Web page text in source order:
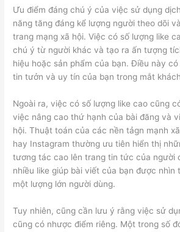
Ưu điểm đáng chú ý của việc sử dụng
năng tăng đáng kể lượng người theo dõi
trang mạng xã hội. Việc có số lượng like
chú ý từ người khác và tạo ra ấn tượng
hiệu hoặc sản phẩm của bạn. Điều này
tin tưởn và uy tín của bạn trong mắt
Ngoài ra, việc có số lượng like cao cũng
việc nâng cao thứ hạnh của bài đăng và
hội. Thuật toán của các nền tảgn mạnh
hay Instagram thường ưu tiên hiển thị
tương tác cao lên trang tin tức của người
nhiều like giúp bài viết của bạn được
một lượng lớn người dùng.
Tuy nhiên, cũng cần lưu ý rằng việc sử
cũng có nhược điểm riêng. Một trong số